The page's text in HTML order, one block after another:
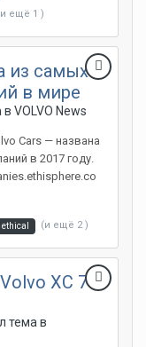
ещё 1 )
из самых
в мире
в VOLVO News
Cars — названа
в 2017 году.
ethical (и ещё 2 )
XC 70
тема в